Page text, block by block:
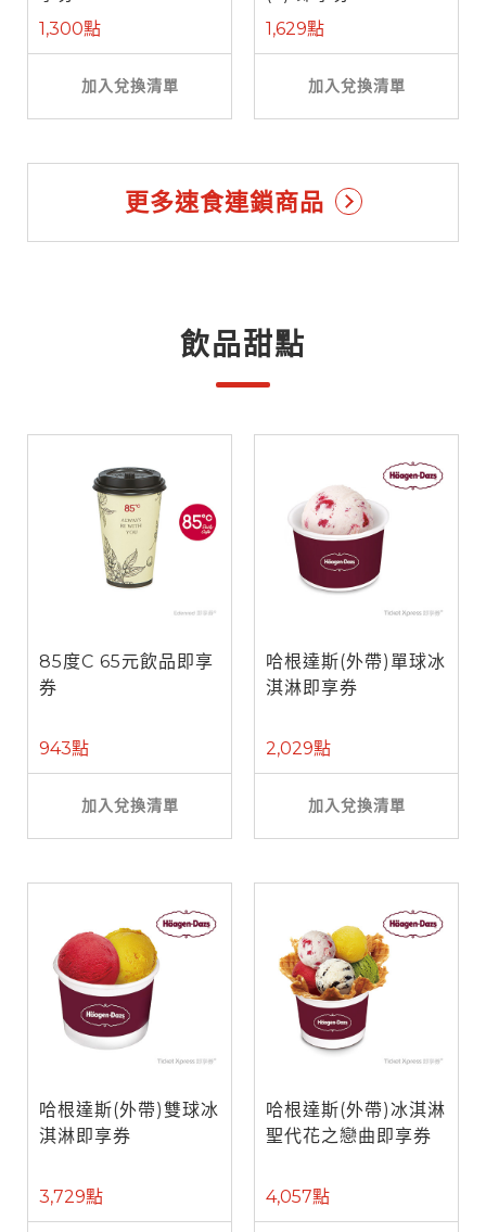
1,300點
加入兌換清單
1,629點
加入兌換清單
更多速食連鎖商品
飲品甜點
85度C 65元飲品即享
券
943點
加入兌換清單
哈根達斯(外帶)單球冰
淇淋即享券
2,029點
加入兌換清單
哈根達斯(外帶)雙球冰
淇淋即享券
3,729點
哈根達斯(外帶)冰淇淋
聖代花之戀曲即享券
4,057點